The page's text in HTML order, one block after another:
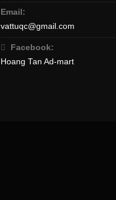
Email:
vattuqc@gmail.com
Facebook:
Hoang Tan Ad-mart